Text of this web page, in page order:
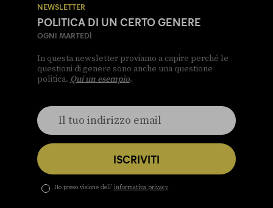
NEWSLETTER
POLITICA DI UN CERTO GENERE
OGNI MARTEDÌ
In questa newsletter proviamo a capire perché le
questioni di genere sono anche una questione
politica. Qui un esempio.
ISCRIVITI
Ho preso visione dell’ informativa privacy